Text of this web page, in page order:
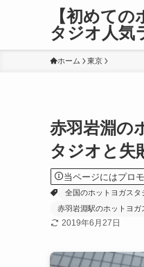
【初めて
タジオ人気
ホーム 東京
赤羽岩淵の
タジオと失
当ページにはプロ
全国のホットヨガスタ
赤羽岩淵駅のホットヨガ
2019年6月27日